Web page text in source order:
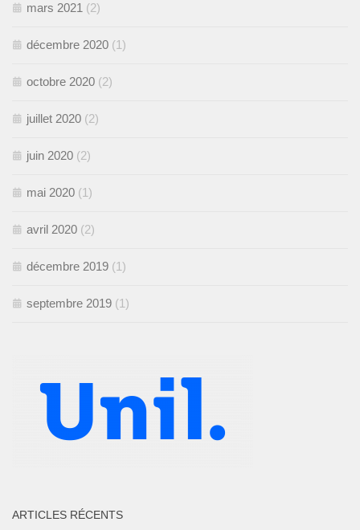
mars 2021 (2)
décembre 2020 (1)
octobre 2020 (2)
juillet 2020 (2)
juin 2020 (2)
mai 2020 (1)
avril 2020 (2)
décembre 2019 (1)
septembre 2019 (1)
ARTICLES RÉCENTS